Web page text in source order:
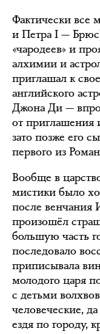
Фактически все
и Петра I —
«чародеев» и
алхимии и
приглашал к
английского
Джона Ди —
от приглашения
зато позже его
первого из
Вообще в
мистики было
после венчания
произошёл
большую часть
последовало
приписывала
молодого царя
с детьми
человеческие,
ездя по городу,